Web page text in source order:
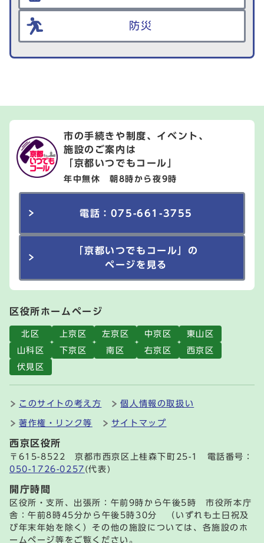
防災
市の手続きや制度、イベント、
施設のご案内は
「京都いつでもコール」
年中無休 朝8時から夜9時
電話：075-661-3755
「京都いつでもコール」の
ページを見る
区役所ホームページ
北区 上京区 左京区 中京区
東山区
山科区
下京区 南区 右京区
西京区
伏見区
このサイトの考え方 個人情報の取扱い
著作権・リンク等 サイトマップ
西京区役所
〒615-8522 京都市西京区上桂森下町25-1 電話番号：
050-1726-0257 (代表)
開庁時間
区役所・支所、出張所：午前9時から午後5時 市役所本庁
舎：午前8時45分から午後5時30分 （いずれも土日祝及
び年末年始を除く）その他の施設については、各施設のホ
ームページ等をご覧ください。